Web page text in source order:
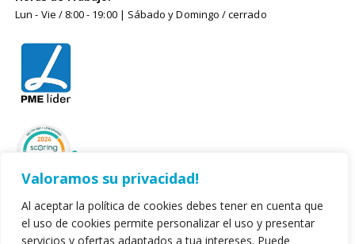
Valoramos su privacidad!
Al aceptar la política de cookies debes tener en cuenta que
el uso de cookies permite personalizar el uso y presentar
servicios y ofertas adaptados a tua intereses. Puede
Lun - Vie / 8:00 - 19:00 | Sábado y Domingo / cerrado